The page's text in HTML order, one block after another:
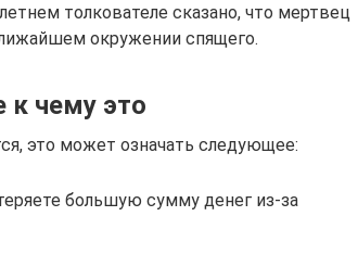
толкователе сказано, что мертвец
окружении спящего.
к чему это
это может означать следующее:
большую сумму денег из-за